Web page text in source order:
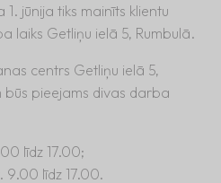
jūnija tiks mainīts klientu
laiks Getliņu ielā 5, Rumbulā.
centrs Getliņu ielā 5,
būs pieejams divas darba
līdz 17.00;
9.00 līdz 17.00.